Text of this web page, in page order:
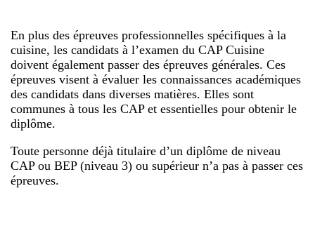
En plus des épreuves professionnelles spécifiques à la
cuisine, les candidats à l’examen du CAP Cuisine
doivent également passer des épreuves générales. Ces
épreuves visent à évaluer les connaissances académiques
des candidats dans diverses matières. Elles sont
communes à tous les CAP et essentielles pour obtenir le
diplôme.
Toute personne déjà titulaire d’un diplôme de niveau
CAP ou BEP (niveau 3) ou supérieur n’a pas à passer ces
épreuves.